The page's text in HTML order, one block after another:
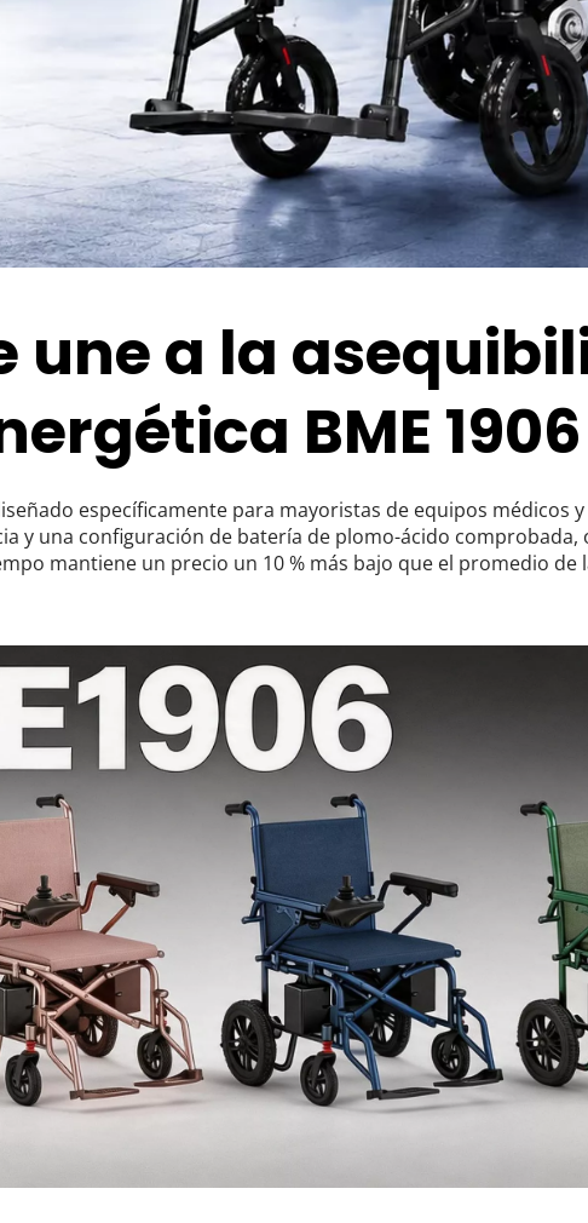
une a la
BME 1906
específicamente para mayoristas de equipos médicos
y una configuración de batería de plomo-ácido comprobada,
mantiene un precio un 10 % más bajo que el promedio de